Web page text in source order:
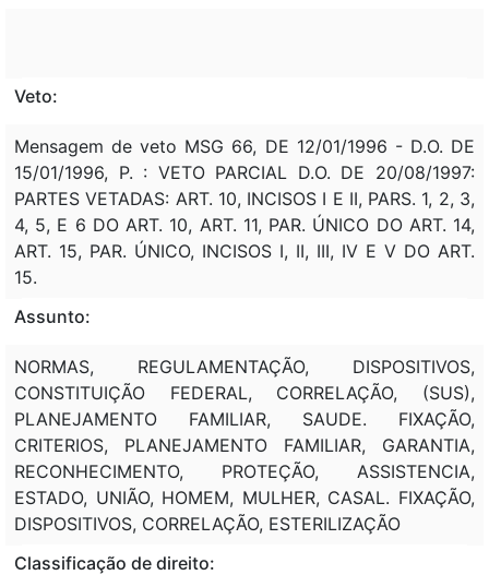
Veto:
Mensagem de veto MSG 66, DE 12/01/1996 - D.O. DE
15/01/1996, P. : VETO PARCIAL D.O. DE 20/08/1997:
PARTES VETADAS: ART. 10, INCISOS I E II, PARS. 1, 2, 3,
4, 5, E 6 DO ART. 10, ART. 11, PAR. ÚNICO DO ART. 14,
ART. 15, PAR. ÚNICO, INCISOS I, II, III, IV E V DO ART.
15.
Assunto:
NORMAS, REGULAMENTAÇÃO, DISPOSITIVOS,
CONSTITUIÇÃO FEDERAL, CORRELAÇÃO, (SUS),
PLANEJAMENTO FAMILIAR, SAUDE. FIXAÇÃO,
CRITERIOS, PLANEJAMENTO FAMILIAR, GARANTIA,
RECONHECIMENTO, PROTEÇÃO, ASSISTENCIA,
ESTADO, UNIÃO, HOMEM, MULHER, CASAL. FIXAÇÃO,
DISPOSITIVOS, CORRELAÇÃO, ESTERILIZAÇÃO
Classificação de direito: